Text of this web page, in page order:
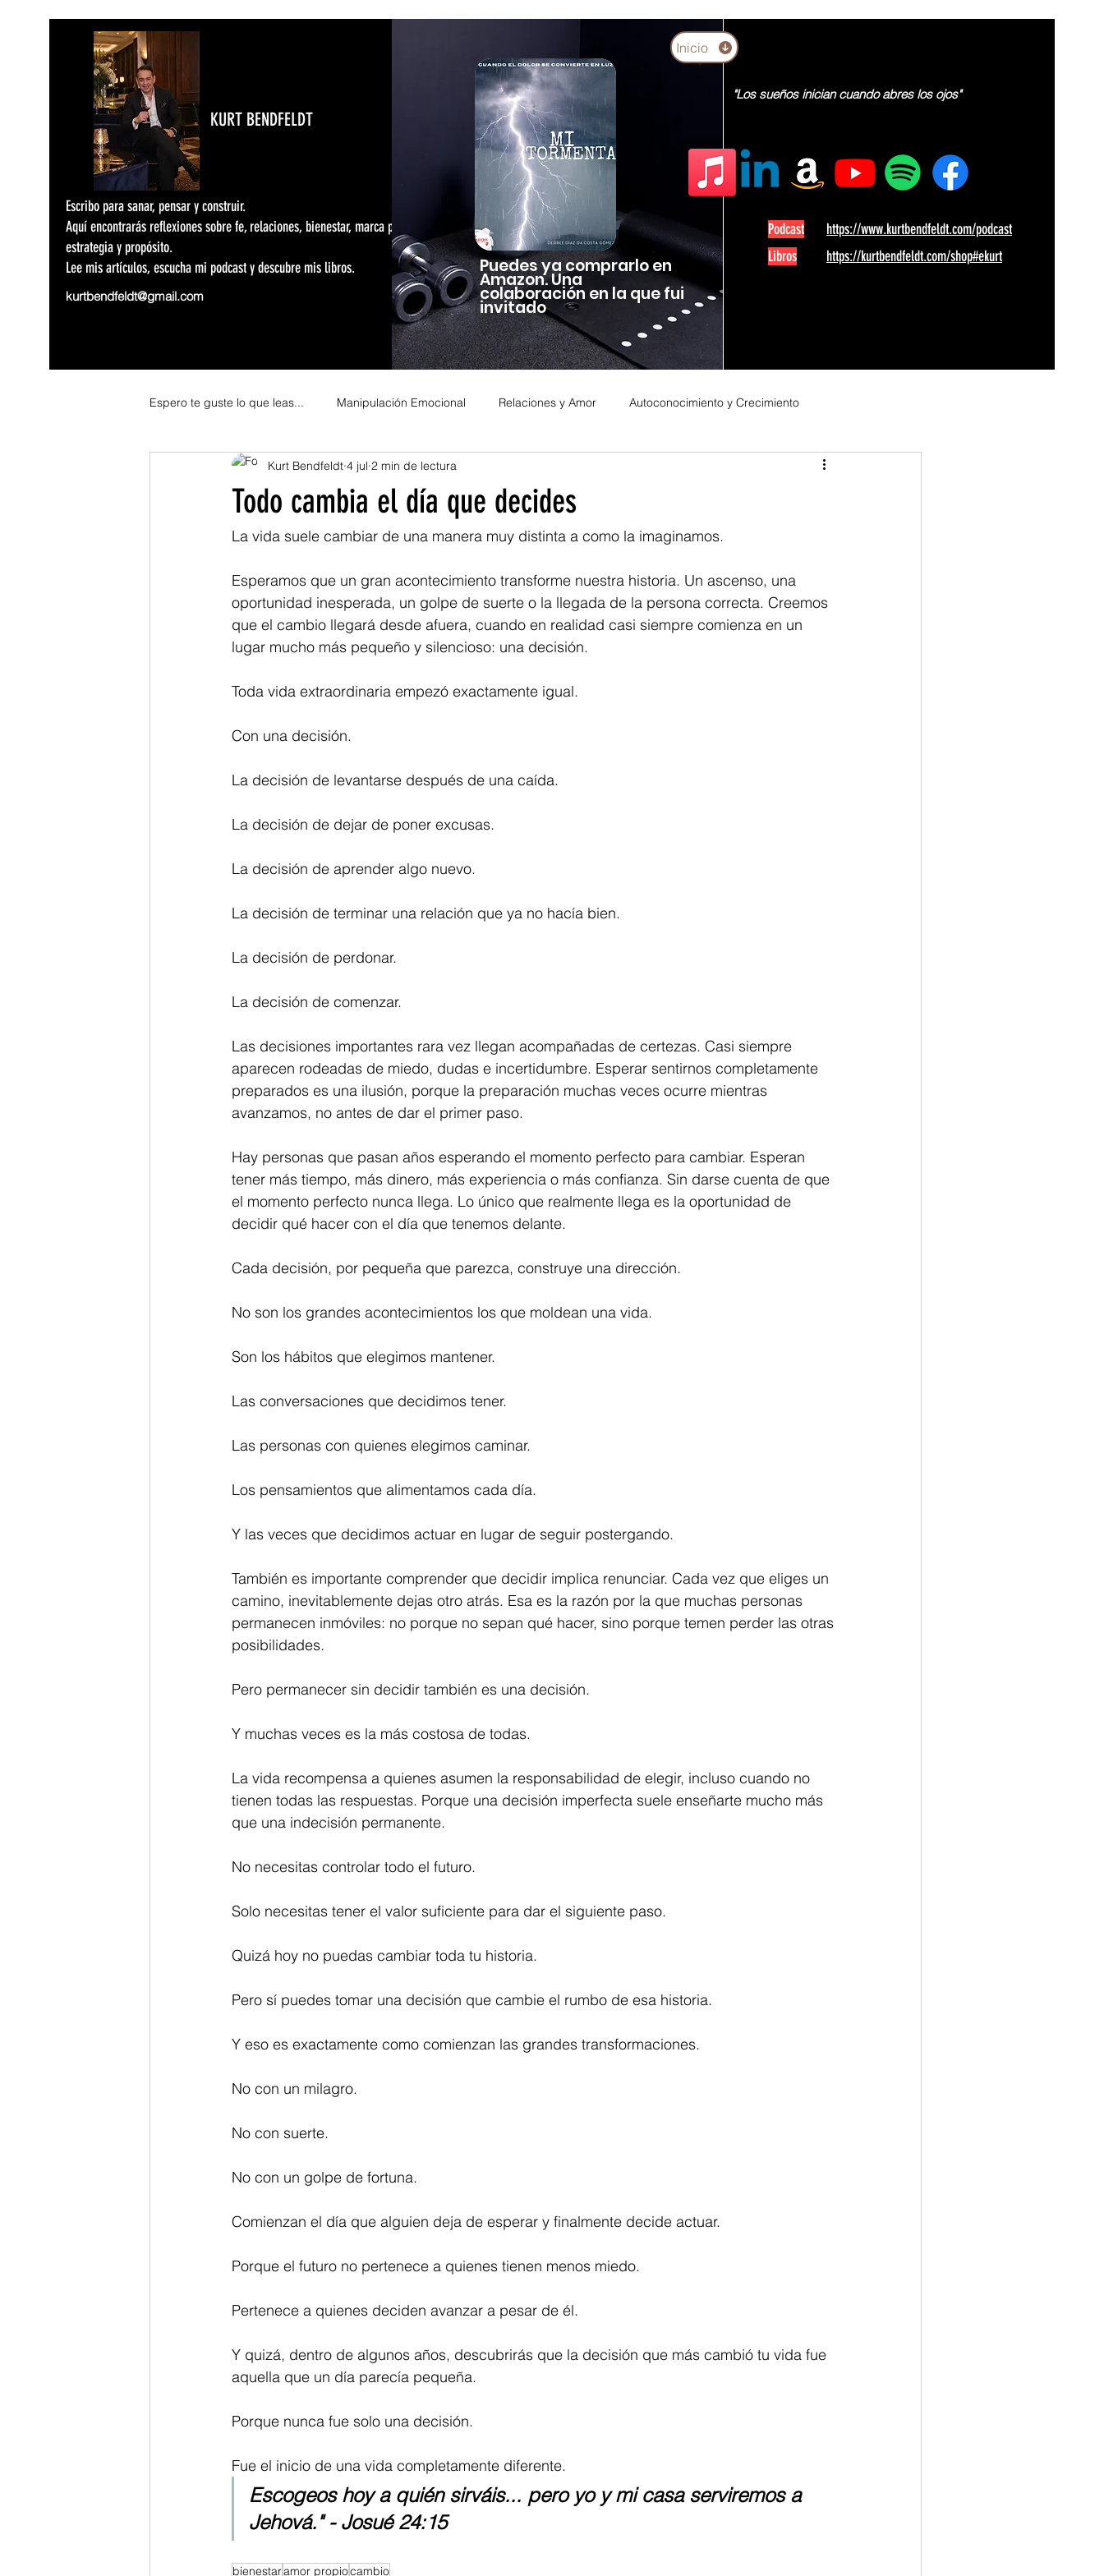
KURT BENDFELDT
Escribo para sanar, pensar y construir.
Aquí encontrarás reflexiones sobre fe, relaciones, bienestar, marca personal,
estrategia y propósito.
Lee mis artículos, escucha mi podcast y descubre mis libros.
kurtbendfeldt@gmail.com
Puedes ya comprarlo en
Amazon. Una
colaboración en la que fui
invitado
Inicio
"Los sueños inician cuando abres los ojos"
Podcast
Libros
https://www.kurtbendfeldt.com/podcast
https://kurtbendfeldt.com/shop#ekurt
Espero te guste lo que leas... Manipulación Emocional Relaciones y Amor Autoconocimiento y Crecimiento
Fe y Espiritualidad Reflexiones Personales
Todo cambia el día que decides
Kurt Bendfeldt 4 jul 2 min de lectura
La vida suele cambiar de una manera muy distinta a como la imaginamos.
Esperamos que un gran acontecimiento transforme nuestra historia. Un ascenso, una
oportunidad inesperada, un golpe de suerte o la llegada de la persona correcta. Creemos
que el cambio llegará desde afuera, cuando en realidad casi siempre comienza en un
lugar mucho más pequeño y silencioso: una decisión.
Toda vida extraordinaria empezó exactamente igual.
Con una decisión.
La decisión de levantarse después de una caída.
La decisión de dejar de poner excusas.
La decisión de aprender algo nuevo.
La decisión de terminar una relación que ya no hacía bien.
La decisión de perdonar.
La decisión de comenzar.
Las decisiones importantes rara vez llegan acompañadas de certezas. Casi siempre
aparecen rodeadas de miedo, dudas e incertidumbre. Esperar sentirnos completamente
preparados es una ilusión, porque la preparación muchas veces ocurre mientras
avanzamos, no antes de dar el primer paso.
Hay personas que pasan años esperando el momento perfecto para cambiar. Esperan
tener más tiempo, más dinero, más experiencia o más confianza. Sin darse cuenta de que
el momento perfecto nunca llega. Lo único que realmente llega es la oportunidad de
decidir qué hacer con el día que tenemos delante.
Cada decisión, por pequeña que parezca, construye una dirección.
No son los grandes acontecimientos los que moldean una vida.
Son los hábitos que elegimos mantener.
Las conversaciones que decidimos tener.
Las personas con quienes elegimos caminar.
Los pensamientos que alimentamos cada día.
Y las veces que decidimos actuar en lugar de seguir postergando.
También es importante comprender que decidir implica renunciar. Cada vez que eliges un
camino, inevitablemente dejas otro atrás. Esa es la razón por la que muchas personas
permanecen inmóviles: no porque no sepan qué hacer, sino porque temen perder las otras
posibilidades.
Pero permanecer sin decidir también es una decisión.
Y muchas veces es la más costosa de todas.
La vida recompensa a quienes asumen la responsabilidad de elegir, incluso cuando no
tienen todas las respuestas. Porque una decisión imperfecta suele enseñarte mucho más
que una indecisión permanente.
No necesitas controlar todo el futuro.
Solo necesitas tener el valor suficiente para dar el siguiente paso.
Quizá hoy no puedas cambiar toda tu historia.
Pero sí puedes tomar una decisión que cambie el rumbo de esa historia.
Y eso es exactamente como comienzan las grandes transformaciones.
No con un milagro.
No con suerte.
No con un golpe de fortuna.
Comienzan el día que alguien deja de esperar y finalmente decide actuar.
Porque el futuro no pertenece a quienes tienen menos miedo.
Pertenece a quienes deciden avanzar a pesar de él.
Y quizá, dentro de algunos años, descubrirás que la decisión que más cambió tu vida fue
aquella que un día parecía pequeña.
Porque nunca fue solo una decisión.
Fue el inicio de una vida completamente diferente.
Escogeos hoy a quién sirváis... pero yo y mi casa serviremos a
Jehová." - Josué 24:15
bienestaramor propiocambio